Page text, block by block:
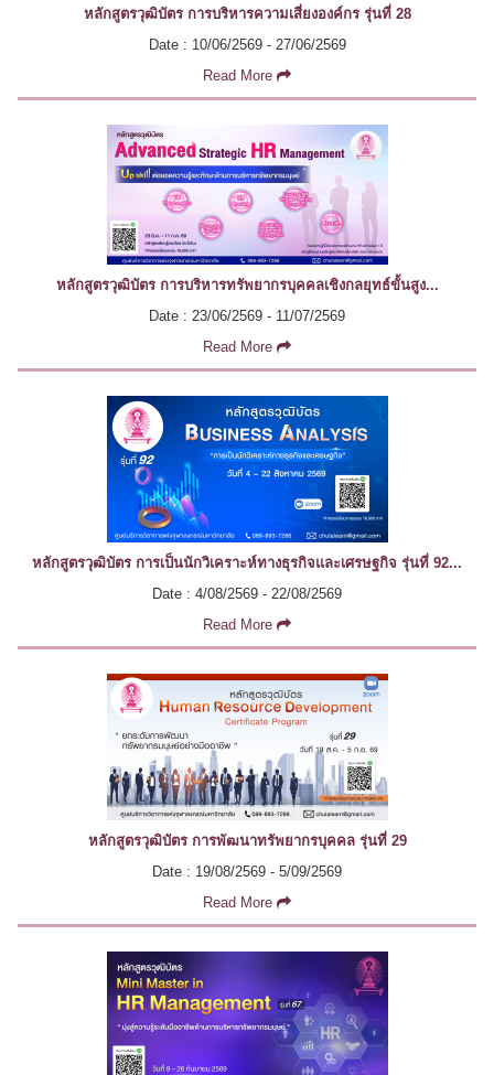
หลักสูตรวุฒิบัตร การบริหารความเสี่ยงองค์กร รุ่นที่ 28
Date : 10/06/2569 - 27/06/2569
Read More
หลักสูตรวุฒิบัตร การบริหารทรัพยากรบุคคลเชิงกลยุทธ์ขั้นสูง...
Date : 23/06/2569 - 11/07/2569
Read More
หลักสูตรวุฒิบัตร การเป็นนักวิเคราะห์ทางธุรกิจและเศรษฐกิจ รุ่นที่ 92...
Date : 4/08/2569 - 22/08/2569
Read More
หลักสูตรวุฒิบัตร การพัฒนาทรัพยากรบุคคล รุ่นที่ 29
Date : 19/08/2569 - 5/09/2569
Read More